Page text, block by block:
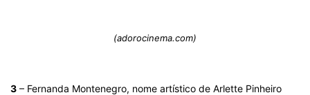
(adorocinema.com)
3 – Fernanda Montenegro, nome artístico de Arlette Pinheiro